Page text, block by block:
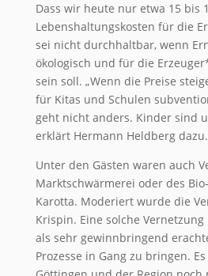
Dass wir heute nur etwa 15 bis
Lebenshaltungskosten für die
sei nicht durchhaltbar, wenn
ökologisch und für die
sein soll. „Wenn die Preise
für Kitas und Schulen
geht nicht anders. Kinder sind
erklärt Hermann Heldberg dazu.
Unter den Gästen waren auch
Marktschwärmerei oder des
Karotta. Moderiert wurde die
Krispin. Eine solche
als sehr gewinnbringend
Prozesse in Gang zu bringen.